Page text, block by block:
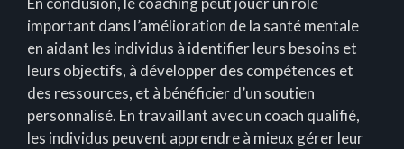
important dans l’amélioration de la santé mentale
en aidant les individus à identifier leurs besoins et
leurs objectifs, à développer des compétences et
des ressources, et à bénéficier d’un soutien
personnalisé. En travaillant avec un coach qualifié,
les individus peuvent apprendre à mieux gérer leur